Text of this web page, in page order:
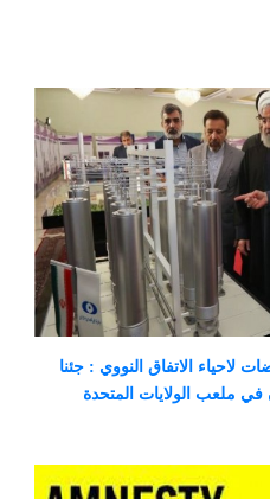
لاحياء الاتفاق النووي : جئنا
في ملعب الولايات المتحدة